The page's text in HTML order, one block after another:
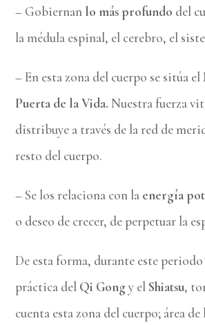
– Gobiernan lo más profundo del
la médula espinal, el cerebro, el
– En esta zona del cuerpo se sitúa el
Puerta de la Vida.Nuestra fuerza
distribuye a través de la red de
resto del cuerpo.
– Se los relaciona con la energía
o deseo de crecer, de perpetuar la
De esta forma, durante este
práctica del Qi Gong y el Shiatsu,
cuenta esta zona del cuerpo; área